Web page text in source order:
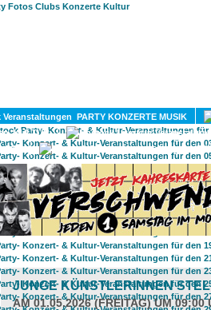
PARTY KONZERTE MUSIK
KULTUR
GAY
JUNGE KÜNSTLERINNEN
AM 01.05.2026 (FREITAG) UM 09:00